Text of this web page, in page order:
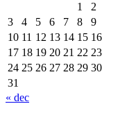
1
2
3
4 5 6 7 8
9
10 11 12 13 14 15 16
17 18 19 20 21 22 23
24 25 26 27 28 29 30
31
« dec